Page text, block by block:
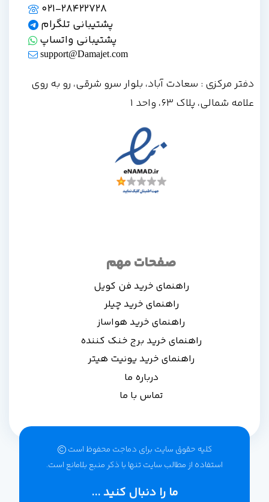
صفحات مهم
راهنمای خرید فن کویل
راهنمای خرید چیلر
راهنمای خرید هواساز
راهنمای خرید برج خنک کننده
راهنمای خرید یونیت هیتر
درباره ما
تماس با ما
021-28422728
پشتیبانی تلگرام
پشتیبانی واتساپ
support@Damajet.com
مرکزی : سعادت آباد، بلوار سرو شرقی، رو به روی
شمالی، پلاک 63، واحد 1
کلیه حقوق سایت برای دماجت محفوظ است‌
استفاده از مطالب سایت تنها با ذکر منبع بلامانع است.
ما را دنبال کنید ...